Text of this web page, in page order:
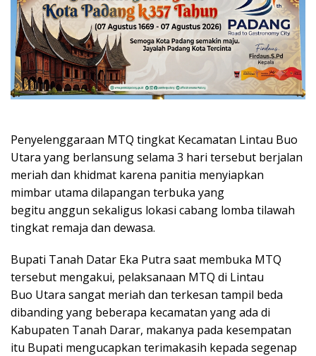
Penyelenggaraan MTQ tingkat Kecamatan Lintau Buo
Utara yang berlansung selama 3 hari tersebut berjalan
meriah dan khidmat karena panitia menyiapkan
mimbar utama dilapangan terbuka yang
begitu anggun sekaligus lokasi cabang lomba tilawah
tingkat remaja dan dewasa.
Bupati Tanah Datar Eka Putra saat membuka MTQ
tersebut mengakui, pelaksanaan MTQ di Lintau
Buo Utara sangat meriah dan terkesan tampil beda
dibanding yang beberapa kecamatan yang ada di
Kabupaten Tanah Darar, makanya pada kesempatan
itu Bupati mengucapkan terimakasih kepada segenap